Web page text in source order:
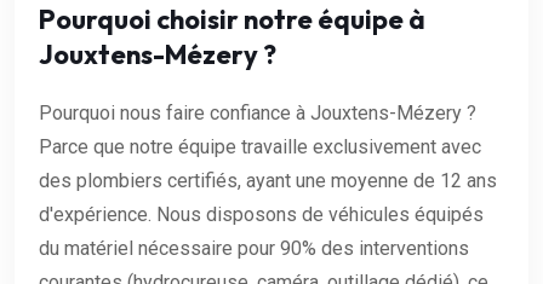
Pourquoi choisir notre équipe à
Jouxtens-Mézery ?
Pourquoi nous faire confiance à Jouxtens-Mézery ?
Parce que notre équipe travaille exclusivement avec
des plombiers certifiés, ayant une moyenne de 12 ans
d'expérience. Nous disposons de véhicules équipés
du matériel nécessaire pour 90% des interventions